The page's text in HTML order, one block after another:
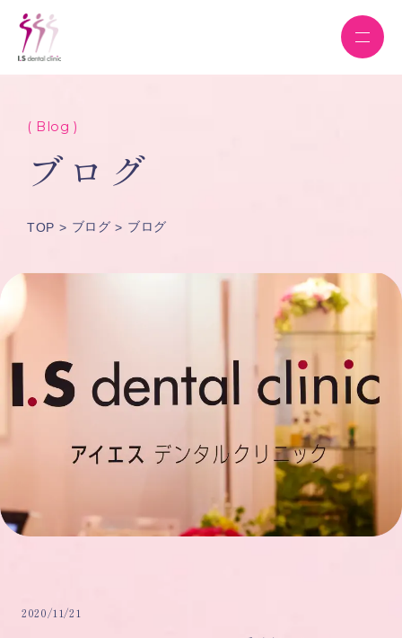
( Blog )
ブログ
TOP ブログ ブログ
2020/11/21